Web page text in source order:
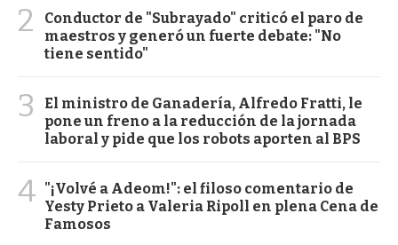
2
Conductor de "Subrayado" criticó el paro de
maestros y generó un fuerte debate: "No
tiene sentido"
3
El ministro de Ganadería, Alfredo Fratti, le
pone un freno a la reducción de la jornada
laboral y pide que los robots aporten al BPS
4 "¡Volvé a Adeom!": el filoso comentario de
Yesty Prieto a Valeria Ripoll en plena Cena de
Famosos